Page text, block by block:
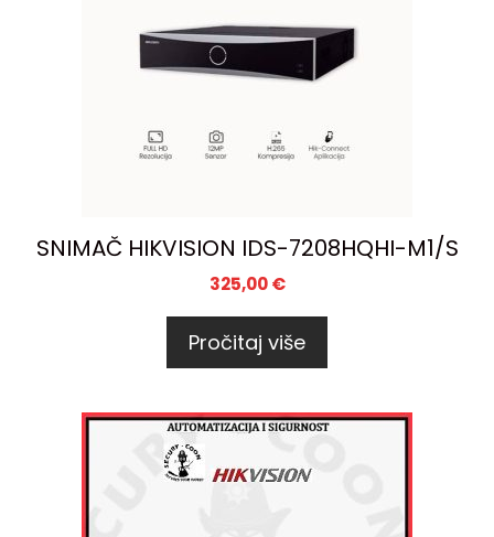
SNIMAČ HIKVISION IDS-7208HQHI-M1/S
325,00€
Pročitaj više